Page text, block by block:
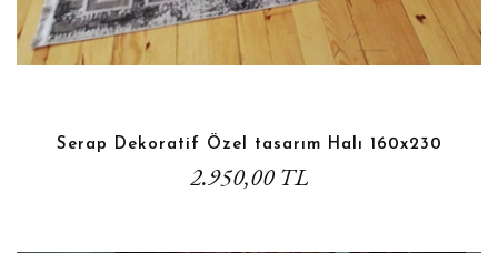
Serap Dekoratif Özel tasarım Halı 160x230
2.950,00 TL